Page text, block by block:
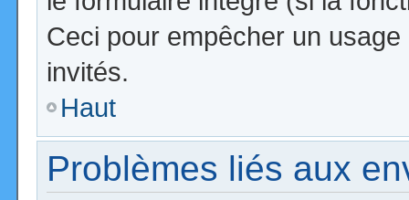
Ceci pour empêcher un
invités.
Haut
Problèmes liés aux